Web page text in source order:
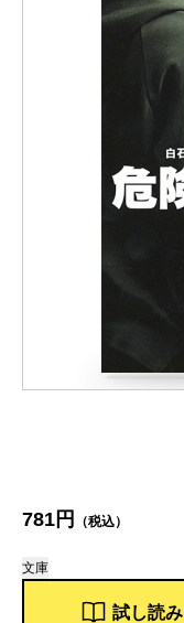
781円 （税込）
文庫
試し読み